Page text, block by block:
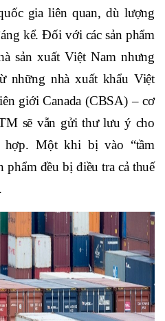
gia liên quan, dù lượng
kể. Đối với các sản phẩm
sản xuất Việt Nam nhưng
những nhà xuất khẩu Việt
giới Canada (CBSA) – cơ
sẽ vẫn gửi thư lưu ý cho
hợp. Một khi bị vào “tầm
phẩm đều bị điều tra cả thuế